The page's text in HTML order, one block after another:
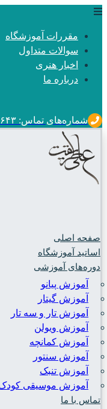
مقررات آموزشگاه
سوالات متداول
اخبار هنری
درباره ما
شماره‌های تماس: ۲۲۷۵۰۶۴۳ / ۲۲۷۵۰۶۸۳
صفحه اصلی
اساتید آموزشگاه
دوره‌های آموزشی
آموزش پیانو
آموزش گیتار
آموزش تار و سه تار
آموزش ویولن
آموزش کمانچه
آموزش سنتور
آموزش تنبک
آموزش موسیقی
تماس با ما